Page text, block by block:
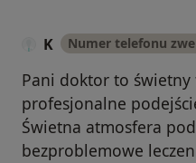
K Numer telefonu
Pani doktor to świetny
profesjonalne
Świetna atmosfera
bezproblemowe